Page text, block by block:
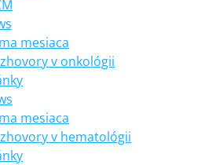
mesiaca
v onkológii
mesiaca
v hematológii